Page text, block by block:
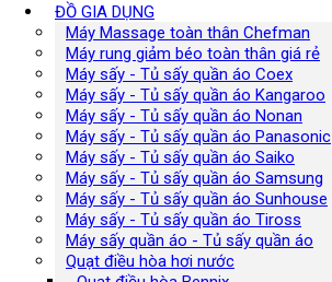
ĐỒ GIA DỤNG
Máy Massage toàn thân Chefman
Máy rung giảm béo toàn thân giá rẻ
Máy sấy - Tủ sấy quần áo Coex
Máy sấy - Tủ sấy quần áo Kangaroo
Máy sấy - Tủ sấy quần áo Nonan
Máy sấy - Tủ sấy quần áo Panasonic
Máy sấy - Tủ sấy quần áo Saiko
Máy sấy - Tủ sấy quần áo Samsung
Máy sấy - Tủ sấy quần áo Sunhouse
Máy sấy - Tủ sấy quần áo Tiross
Máy sấy quần áo - Tủ sấy quần áo
Quạt điều hòa hơi nước